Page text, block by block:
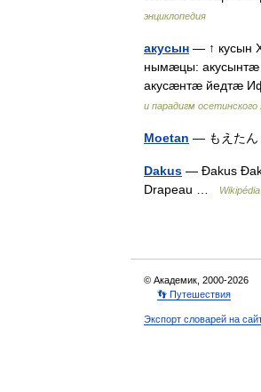
энциклопедия
акусын — ↑ кусын
нымæцы:
акусæнтæ йедтæ
и парадигм осетинского
Moetan — もえたん
Dakus — Đakus
Drapeau …
© Академик, 2000-2026
👣 Путешествия
Экспорт словарей на